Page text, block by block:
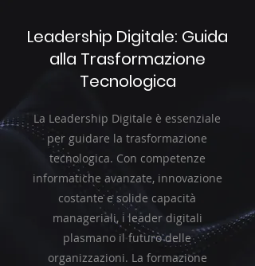
Leadership Digitale: Guida
alla Trasformazione
Tecnologica
La Leadership Digitale è essenziale
per guidare la trasformazione
tecnologica. Con competenze
informatiche avanzate, innovazione
costante e solide capacità
manageriali, i leader digitali
plasmano il futuro delle
organizzazioni. La formazione